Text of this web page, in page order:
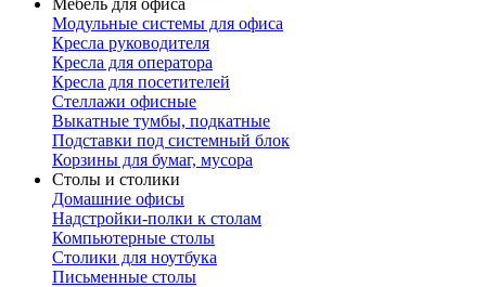
Мебель для офиса
Модульные системы для офиса
Кресла руководителя
Кресла для оператора
Кресла для посетителей
Стеллажи офисные
Выкатные тумбы, подкатные
Подставки под системный блок
Корзины для бумаг, мусора
Столы и столики
Домашние офисы
Надстройки-полки к столам
Компьютерные столы
Столики для ноутбука
Письменные столы